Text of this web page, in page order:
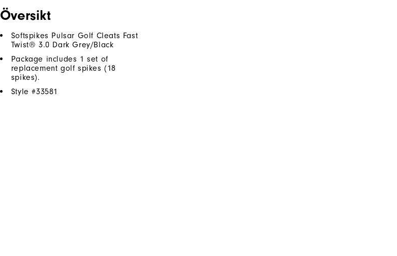
Översikt
Softspikes Pulsar Golf Cleats Fast
Twist® 3.0 Dark Grey/Black
Package includes 1 set of
replacement golf spikes (18
spikes).
Style #33581